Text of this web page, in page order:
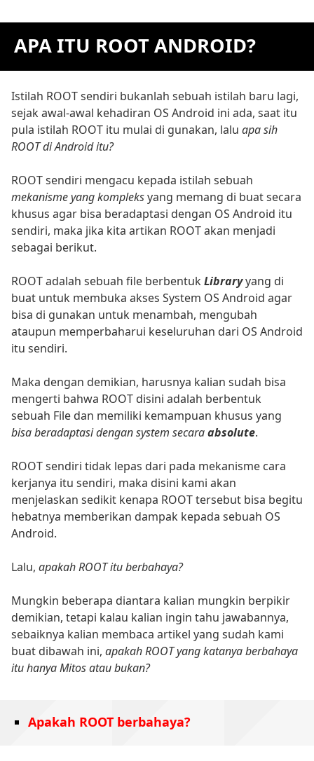
APA ITU ROOT ANDROID?
Istilah ROOT sendiri bukanlah sebuah istilah baru lagi,
sejak awal-awal kehadiran OS Android ini ada, saat itu
pula istilah ROOT itu mulai di gunakan, lalu apa sih
ROOT di Android itu?
ROOT sendiri mengacu kepada istilah sebuah
mekanisme yang kompleksyang memang di buat secara
khusus agar bisa beradaptasi dengan OS Android itu
sendiri, maka jika kita artikan ROOT akan menjadi
sebagai berikut.
ROOT adalah sebuah file berbentukLibraryyang di
buat untuk membuka akses System OS Android agar
bisa di gunakan untuk menambah, mengubah
ataupun memperbaharui keseluruhan dari OS Android
itu sendiri.
Maka dengan demikian, harusnya kalian sudah bisa
mengerti bahwa ROOT disini adalah berbentuk
sebuah File dan memiliki kemampuan khusus yang
bisa beradaptasi dengan system secaraabsolute.
ROOT sendiri tidak lepas dari pada mekanisme cara
kerjanya itu sendiri, maka disini kami akan
menjelaskan sedikit kenapa ROOT tersebut bisa begitu
hebatnya memberikan dampak kepada sebuah OS
Android.
Lalu, apakah ROOT itu berbahaya?
Mungkin beberapa diantara kalian mungkin berpikir
demikian, tetapi kalau kalian ingin tahu jawabannya,
sebaiknya kalian membaca artikel yang sudah kami
buat dibawah ini, apakah ROOT yang katanya berbahaya
itu hanya Mitos atau bukan?
Apakah ROOT berbahaya?